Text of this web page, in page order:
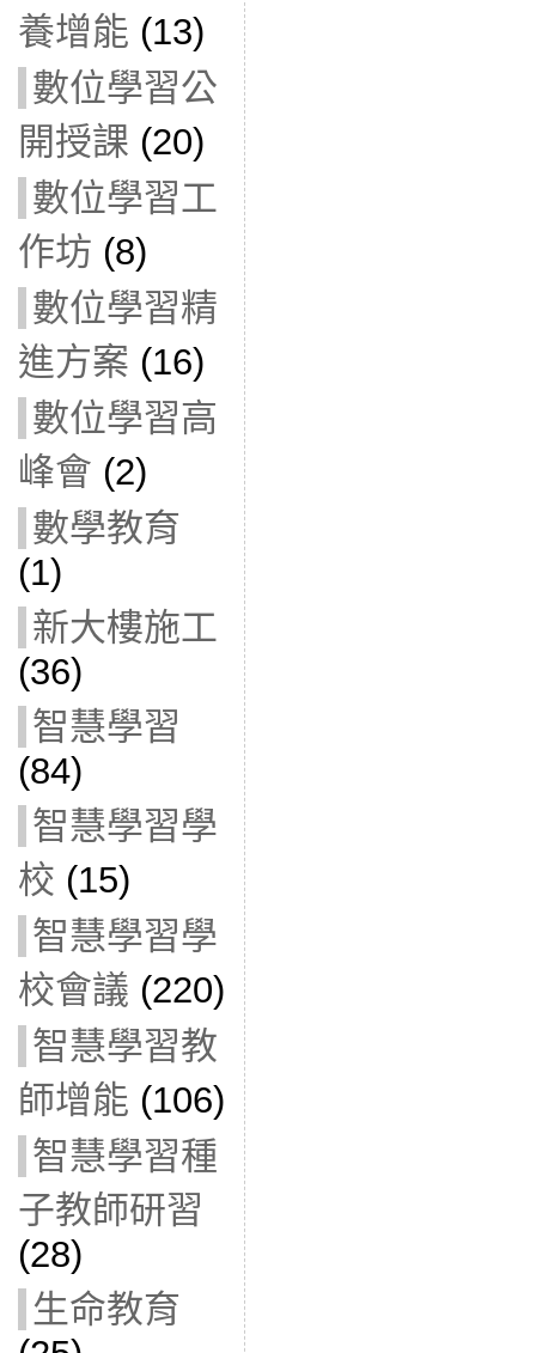
養增能 (13)
數位學習公
開授課 (20)
數位學習工
作坊 (8)
數位學習精
進方案 (16)
數位學習高
峰會 (2)
數學教育
(1)
新大樓施工
(36)
智慧學習
(84)
智慧學習學
校 (15)
智慧學習學
校會議 (220)
智慧學習教
師增能 (106)
智慧學習種
子教師研習
(28)
生命教育